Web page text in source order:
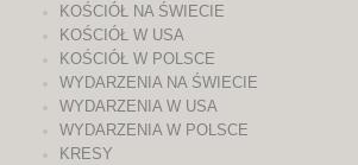
KOŚCIÓŁ NA ŚWIECIE
KOŚCIÓŁ W USA
KOŚCIÓŁ W POLSCE
WYDARZENIA NA ŚWIECIE
WYDARZENIA W USA
WYDARZENIA W POLSCE
KRESY